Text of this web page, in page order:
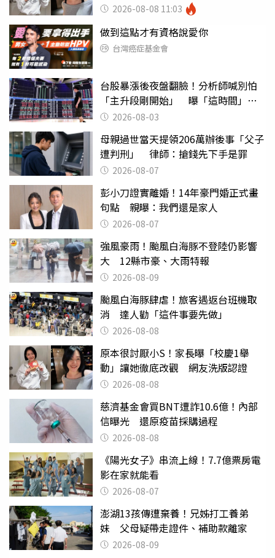
2026-08-08 11:03
做到這點才有資格說愛你
台灣癌症基金會
台股暴漲後夜盤翻臉！分析師喊別怕
「主升段剛開始」 曝「這時間」抱
波段吃肉
2026-08-03
母親過世當天提領206萬辦後事「父子
遭判刑」 律師：搶錢先下手是罪
2026-08-07
彭小刀證實離婚！14年豪門婚正式畫
句點 親曝：我們還是家人
2026-08-07
強風豪雨！颱風白海豚不登陸仍影響
大 12縣市豪、大雨特報
2026-08-09
颱風白海豚肆虐！旅客遇返台班機取
消 達人勸「這件事要先做」
2026-08-08
原本很討厭小S！家長曝「校慶1舉
動」讓她徹底改觀 網友洗版認證
2026-08-08
慈濟基金會買BNT遭詐10.6億！內部
信曝光 還原疫苗採購過程
2026-08-08
《陽光女子》串流上線！7.7億票房電
影在家就能看
2026-08-07
澎湖13孩傳遭棄養！兄姊打工養弟
妹 父母疑帶走證件、補助款離家
2026-08-09